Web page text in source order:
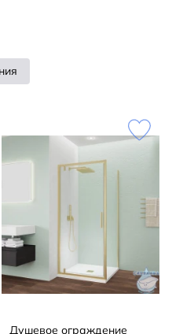
Душевое ограждение